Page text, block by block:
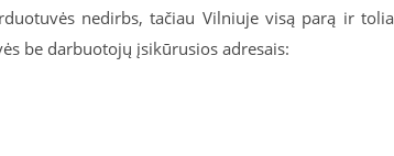
nedirbs, tačiau Vilniuje visą parą ir
be darbuotojų įsikūrusios adresais: